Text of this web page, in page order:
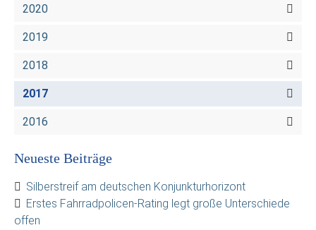
2020
2019
2018
2017
2016
Neueste Beiträge
Silberstreif am deutschen Konjunkturhorizont
Erstes Fahrradpolicen-Rating legt große Unterschiede
offen